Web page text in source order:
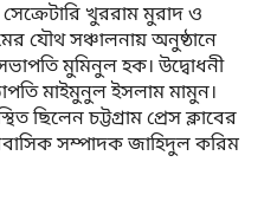
সেক্রেটারি খুররাম মুরাদ ও
যৌথ সঞ্চালনায় অনুষ্ঠানে
মুমিনুল হক। উদ্বোধনী
মাইমুনুল ইসলাম মামুন।
ছিলেন চট্টগ্রাম প্রেস ক্লাবের
সম্পাদক জাহিদুল করিম